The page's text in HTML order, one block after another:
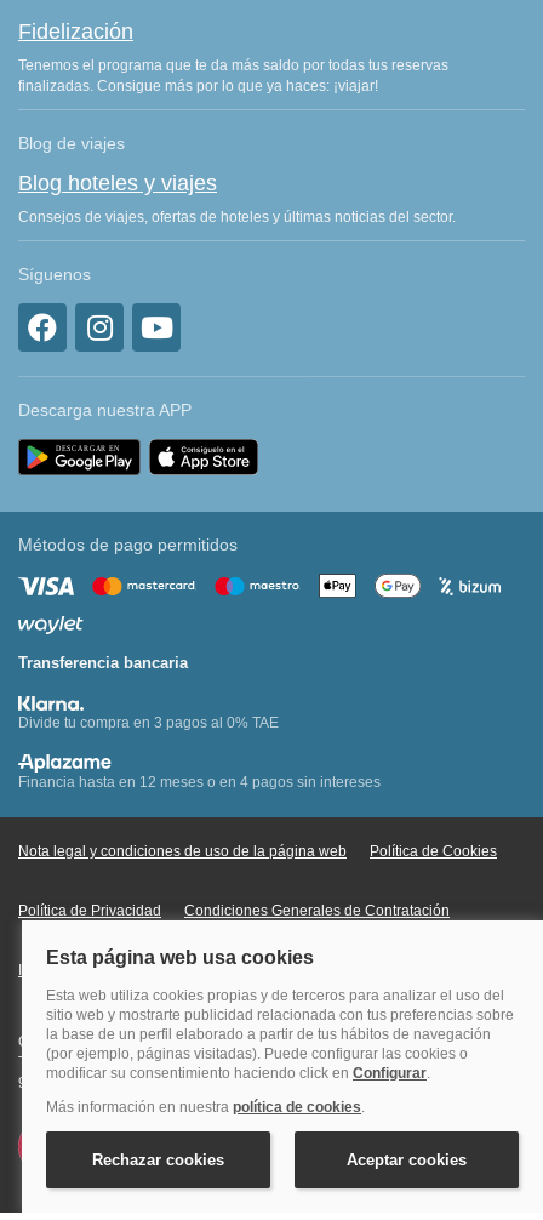
Fidelización
Tenemos el programa que te da más saldo por todas tus reservas
finalizadas. Consigue más por lo que ya haces: ¡viajar!
Blog de viajes
Blog hoteles y viajes
Consejos de viajes, ofertas de hoteles y últimas noticias del sector.
Síguenos
Descarga nuestra APP
Métodos de pago permitidos
Transferencia bancaria
Divide tu compra en 3 pagos al 0% TAE
Financia hasta en 12 meses o en 4 pagos sin intereses
Nota legal y condiciones de uso de la página web Política de Cookies
Política de Privacidad Condiciones Generales de Contratación
Información Legal sobre Mercados en Línea
Quehoteles.com - Especialistas en hoteles © Copyright Veturis Travel S.A.
Todos los derechos reservados. Autorización nº I-AV0000879.4 Tel: +34
915759999